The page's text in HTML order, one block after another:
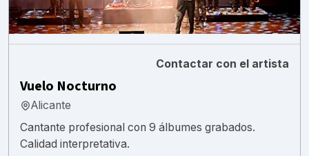
Contactar con el artista
Vuelo Nocturno
Alicante
Cantante profesional con 9 álbumes grabados.
Calidad interpretativa.